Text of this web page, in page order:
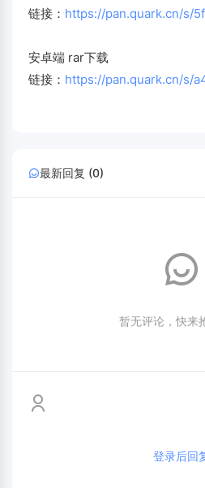
链接： https://pan.quark.cn/s/
安卓端 rar下载
链接： https://pan.quark.cn/s/
最新回复 (0)
暂无评论，快来
登录后回